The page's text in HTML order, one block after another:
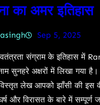
का अमर इतिहास
Sep 5, 2025
संग्राम के इतिहास में
सुनहरे अक्षरों में लिखा गया
लेख आपको झाँसी की इस
और विरासत के बारे में सम्पूर्ण